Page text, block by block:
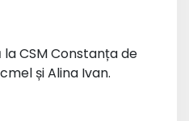
CSM Constanța de
și Alina Ivan.